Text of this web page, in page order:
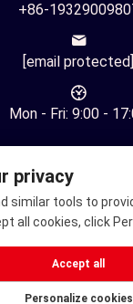
+86-
[email protected]
Mon - Fri: 9:00 -
os Direitos
Privacidade
privacy
similar tools to
all cookies, click
Personalize cookies
Accept all